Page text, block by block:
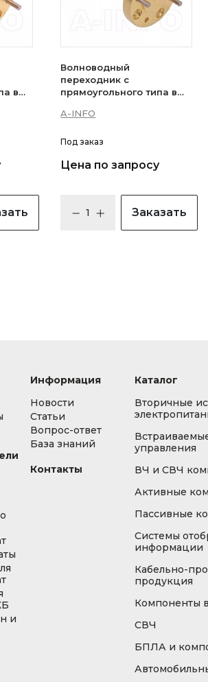
в
Волноводный
переходник с
прямоугольного типа в
неперекрывающихся
25.4_Cu
A-INFO
Под заказ
Цена по запросу
Заказать
и
Информация
Новости
Статьи
Вопрос-ответ
База знаний
Контакты
Каталог
Вторичные
управления
ВЧ и СВЧ
Активные
Пассивные
Системы
информации
Кабельно-
продукция
Компоненты
СВЧ
БПЛА и